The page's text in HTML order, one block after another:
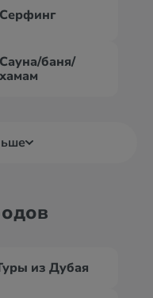
Серфинг
Сауна/баня/
хамам
из Дубая